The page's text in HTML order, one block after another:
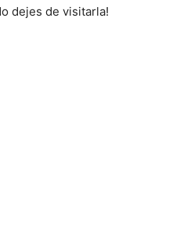
dejes de visitarla!